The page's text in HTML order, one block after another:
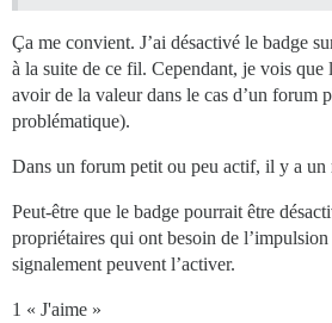
Ça me convient. J’ai désactivé le badge
à la suite de ce fil. Cependant, je vois que
avoir de la valeur dans le cas d’un forum
problématique).
Dans un forum petit ou peu actif, il y a un
Peut-être que le badge pourrait être
propriétaires qui ont besoin de
signalement peuvent l’activer.
1 « J'aime »